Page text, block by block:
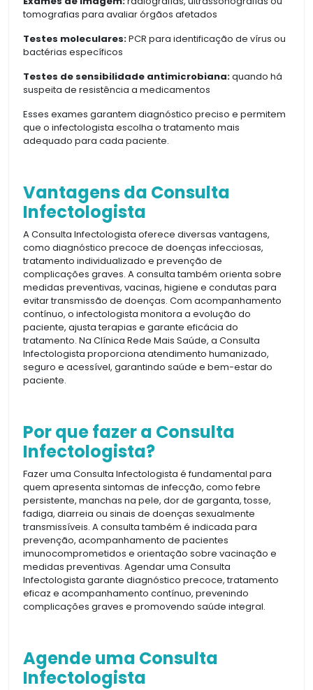
tomografias para avaliar órgãos afetados
Testes moleculares:PCR para identificação de vírus ou
bactérias específicos
Testes de sensibilidade antimicrobiana:quando há
suspeita de resistência a medicamentos
Esses exames garantem diagnóstico preciso e permitem
que o infectologista escolha o tratamento mais
adequado para cada paciente.
Vantagens da Consulta
Infectologista
A Consulta Infectologista oferece diversas vantagens,
como diagnóstico precoce de doenças infecciosas,
tratamento individualizado e prevenção de
complicações graves. A consulta também orienta sobre
medidas preventivas, vacinas, higiene e condutas para
evitar transmissão de doenças. Com acompanhamento
contínuo, o infectologista monitora a evolução do
paciente, ajusta terapias e garante eficácia do
tratamento. Na Clínica Rede Mais Saúde, a Consulta
Infectologista proporciona atendimento humanizado,
seguro e acessível, garantindo saúde e bem-estar do
paciente.
Por que fazer a Consulta
Infectologista?
Fazer uma Consulta Infectologista é fundamental para
quem apresenta sintomas de infecção, como febre
persistente, manchas na pele, dor de garganta, tosse,
fadiga, diarreia ou sinais de doenças sexualmente
transmissíveis. A consulta também é indicada para
prevenção, acompanhamento de pacientes
imunocomprometidos e orientação sobre vacinação e
medidas preventivas. Agendar uma Consulta
Infectologista garante diagnóstico precoce, tratamento
eficaz e acompanhamento contínuo, prevenindo
complicações graves e promovendo saúde integral.
Agende uma Consulta
Infectologista